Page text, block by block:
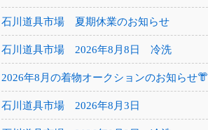
石川道具市場 夏期休業のお知らせ
石川道具市場 2026年8月8日 冷洗
2026年8月の着物オークションのお知らせ👘
石川道具市場 2026年8月3日